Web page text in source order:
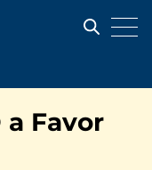
a Favor